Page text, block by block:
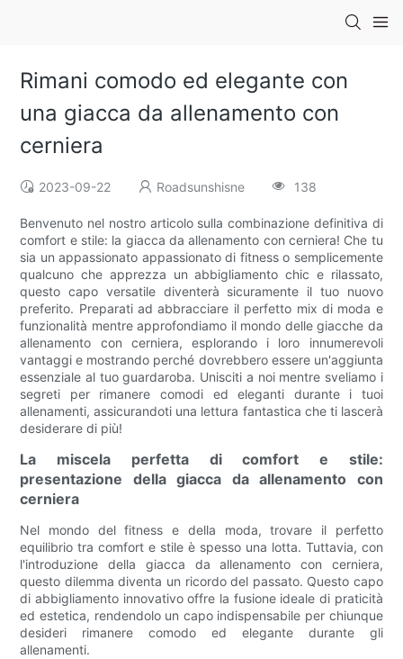
Rimani comodo ed elegante con
una giacca da allenamento con
cerniera
2023-09-22 Roadsunshisne 138
Benvenuto nel nostro articolo sulla combinazione definitiva di
comfort e stile: la giacca da allenamento con cerniera! Che tu
sia un appassionato appassionato di fitness o semplicemente
qualcuno che apprezza un abbigliamento chic e rilassato,
questo capo versatile diventerà sicuramente il tuo nuovo
preferito. Preparati ad abbracciare il perfetto mix di moda e
funzionalità mentre approfondiamo il mondo delle giacche da
allenamento con cerniera, esplorando i loro innumerevoli
vantaggi e mostrando perché dovrebbero essere un'aggiunta
essenziale al tuo guardaroba. Unisciti a noi mentre sveliamo i
segreti per rimanere comodi ed eleganti durante i tuoi
allenamenti, assicurandoti una lettura fantastica che ti lascerà
desiderare di più!
La miscela perfetta di comfort e stile:
presentazione della giacca da allenamento con
cerniera
Nel mondo del fitness e della moda, trovare il perfetto
equilibrio tra comfort e stile è spesso una lotta. Tuttavia, con
l'introduzione della giacca da allenamento con cerniera,
questo dilemma diventa un ricordo del passato. Questo capo
di abbigliamento innovativo offre la fusione ideale di praticità
ed estetica, rendendolo un capo indispensabile per chiunque
desideri rimanere comodo ed elegante durante gli
allenamenti.